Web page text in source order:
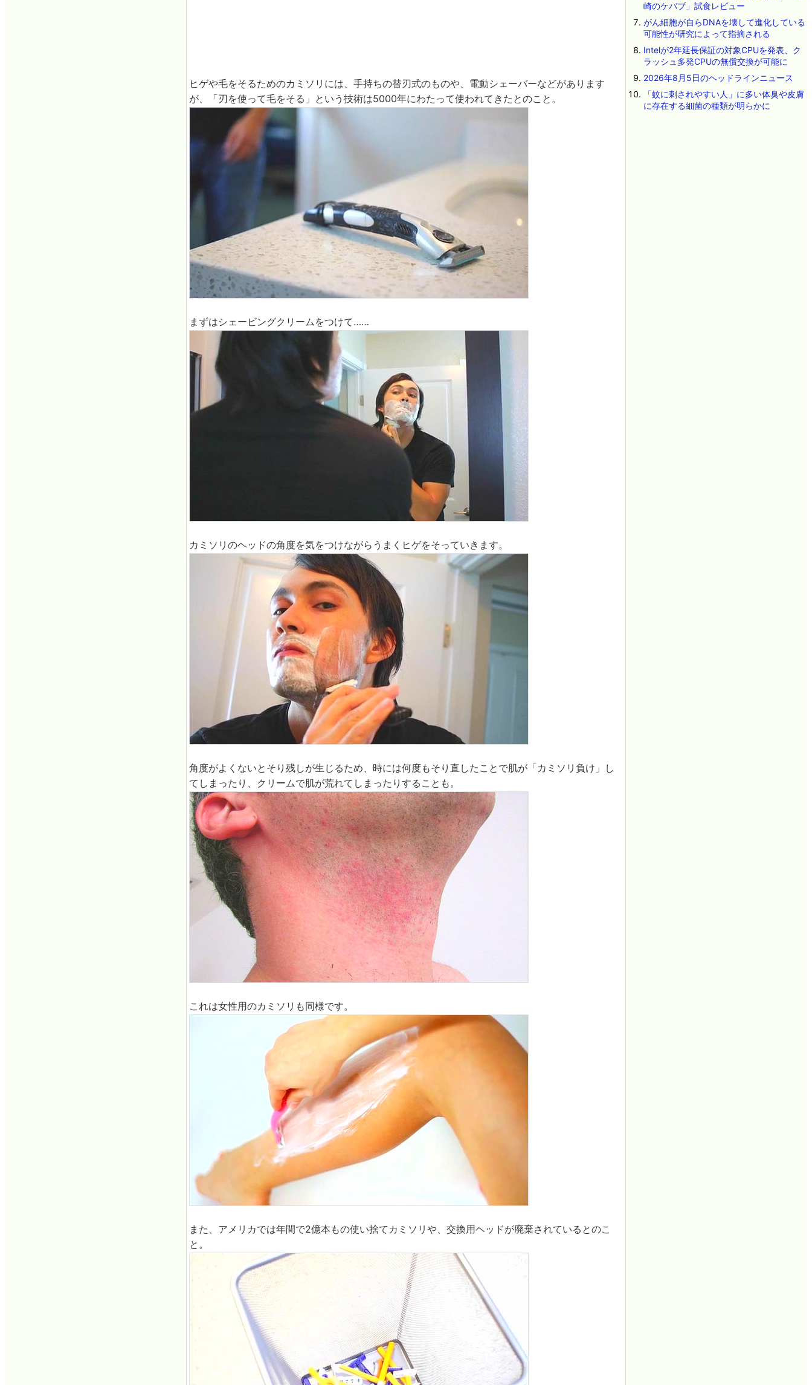
ヒゲや毛をそるためのカミソリには、手持ちの替刃式のものや、電動シェーバーなどがあります
が、「刃を使って毛をそる」という技術は5000年にわたって使われてきたとのこと。
まずはシェービングクリームをつけて……
カミソリのヘッドの角度を気をつけながらうまくヒゲをそっていきます。
角度がよくないとそり残しが生じるため、時には何度もそり直したことで肌が「カミソリ負け」し
てしまったり、クリームで肌が荒れてしまったりすることも。
これは女性用のカミソリも同様です。
また、アメリカでは年間で2億本もの使い捨てカミソリや、交換用ヘッドが廃棄されているとのこ
と。
崎のケバブ」試食レビュー
がん細胞が自らDNAを壊して進化している
可能性が研究によって指摘される
Intelが2年延長保証の対象CPUを発表、ク
ラッシュ多発CPUの無償交換が可能に
2026年8月5日のヘッドラインニュース
「蚊に刺されやすい人」に多い体臭や皮膚
に存在する細菌の種類が明らかに